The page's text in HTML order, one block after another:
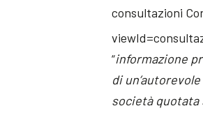
consultazioni
“informazione
di
società quotata